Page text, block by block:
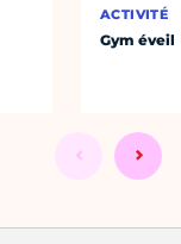
ACTIVITÉ
Gym éveil